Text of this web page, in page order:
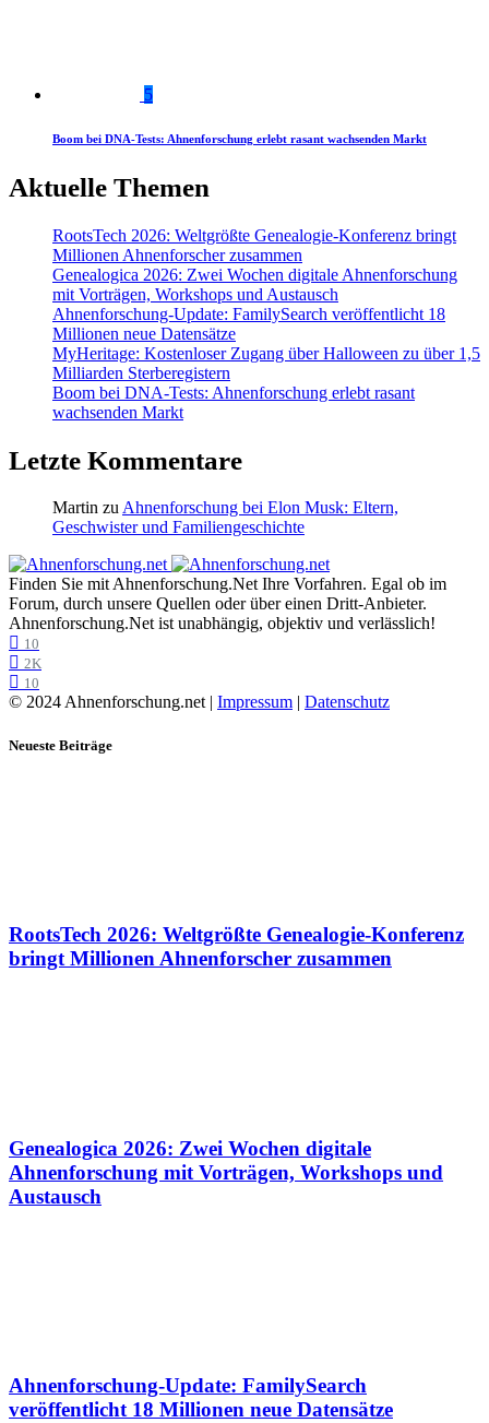
5
Boom bei DNA-Tests: Ahnenforschung erlebt rasant wachsenden Markt
Aktuelle Themen
RootsTech 2026: Weltgrößte Genealogie-Konferenz bringt
Millionen Ahnenforscher zusammen
Genealogica 2026: Zwei Wochen digitale Ahnenforschung
mit Vorträgen, Workshops und Austausch
Ahnenforschung-Update: FamilySearch veröffentlicht 18
Millionen neue Datensätze
MyHeritage: Kostenloser Zugang über Halloween zu über 1,5
Milliarden Sterberegistern
Boom bei DNA-Tests: Ahnenforschung erlebt rasant
wachsenden Markt
Letzte Kommentare
Martin zu Ahnenforschung bei Elon Musk: Eltern,
Geschwister und Familiengeschichte
Finden Sie mit Ahnenforschung.Net Ihre Vorfahren. Egal ob im
Forum, durch unsere Quellen oder über einen Dritt-Anbieter.
Ahnenforschung.Net ist unabhängig, objektiv und verlässlich!
10
2K
10
© 2024 Ahnenforschung.net | Impressum | Datenschutz
Neueste Beiträge
RootsTech 2026: Weltgrößte Genealogie-Konferenz
bringt Millionen Ahnenforscher zusammen
Genealogica 2026: Zwei Wochen digitale
Ahnenforschung mit Vorträgen, Workshops und
Austausch
Ahnenforschung-Update: FamilySearch
veröffentlicht 18 Millionen neue Datensätze